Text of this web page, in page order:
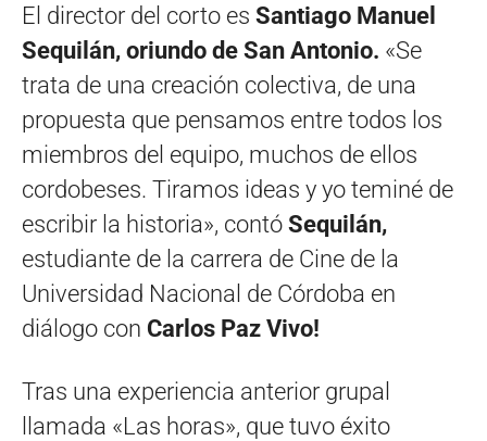
El director del corto es Santiago Manuel
Sequilán, oriundo de San Antonio. «Se
trata de una creación colectiva, de una
propuesta que pensamos entre todos los
miembros del equipo, muchos de ellos
cordobeses. Tiramos ideas y yo teminé de
escribir la historia», contó Sequilán,
estudiante de la carrera de Cine de la
Universidad Nacional de Córdoba en
diálogo con Carlos Paz Vivo!
Tras una experiencia anterior grupal
llamada «Las horas», que tuvo éxito